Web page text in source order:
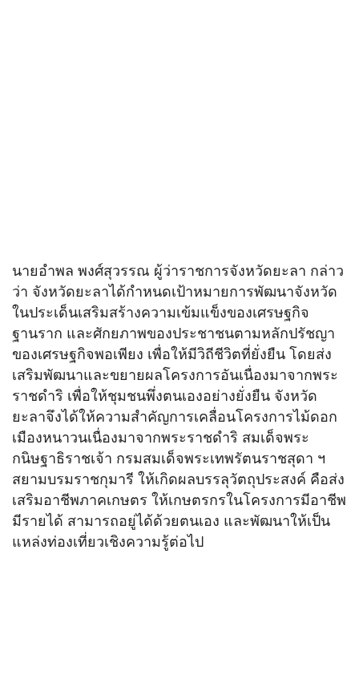
นายอำพล พงศ์สุวรรณ ผู้ว่าราชการจังหวัดยะลา กล่าว
ว่า จังหวัดยะลาได้กำหนดเป้าหมายการพัฒนาจังหวัด
ในประเด็นเสริมสร้างความเข้มแข็งของเศรษฐกิจ
ฐานราก และศักยภาพของประชาชนตามหลักปรัชญา
ของเศรษฐกิจพอเพียง เพื่อให้มีวิถีชีวิตที่ยั่งยืน โดยส่ง
เสริมพัฒนาและขยายผลโครงการอันเนื่องมาจากพระ
ราชดำริ เพื่อให้ชุมชนพึ่งตนเองอย่างยั่งยืน จังหวัด
ยะลาจึงได้ให้ความสำคัญการเคลื่อนโครงการไม้ดอก
เมืองหนาวนเนื่องมาจากพระราชดำริ สมเด็จพระ
กนิษฐาธิราชเจ้า กรมสมเด็จพระเทพรัตนราชสุดา ฯ
สยามบรมราชกุมารี ให้เกิดผลบรรลุวัตถุประสงค์ คือส่ง
เสริมอาชีพภาคเกษตร ให้เกษตรกรในโครงการมีอาชีพ
มีรายได้ สามารถอยู่ได้ด้วยตนเอง และพัฒนาให้เป็น
แหล่งท่องเที่ยวเชิงความรู้ต่อไป